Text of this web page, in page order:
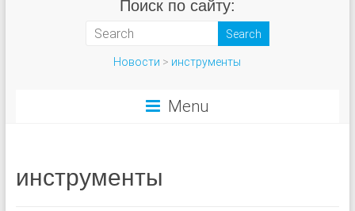
Поиск по сайту:
Новости > инструменты
Menu
инструменты